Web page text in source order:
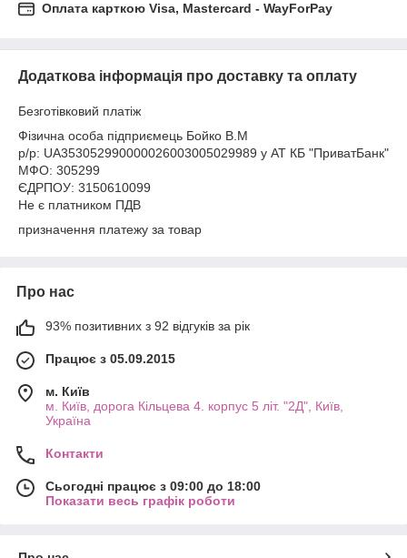
Оплата карткою Visa, Mastercard - WayForPay
Додаткова інформація про доставку та оплату
Безготівковий платіж
Фізична особа підприємець Бойко В.М
р/р: UA353052990000026003005029989 у АТ КБ "ПриватБанк"
МФО: 305299
ЄДРПОУ: 3150610099
Не є платником ПДВ
призначення платежу за товар
Про нас
93% позитивних з 92 відгуків за рік
Працює з 05.09.2015
м. Київ
м. Київ, дорога Кільцева 4. корпус 5 літ. "2Д", Київ,
Україна
Контакти
Сьогодні працює з 09:00 до 18:00
Показати весь графік роботи